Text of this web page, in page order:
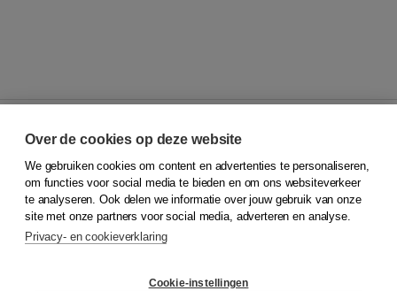
© 2026Koninklijke Boom uitgevers
Klantenservice
Service & informatie
Contact
Over de cookies op deze website
We gebruiken cookies om content en advertenties te personaliseren,
om functies voor social media te bieden en om ons websiteverkeer
te analyseren. Ook delen we informatie over jouw gebruik van onze
site met onze partners voor social media, adverteren en analyse.
Privacy- en cookieverklaring
Cookie-instellingen